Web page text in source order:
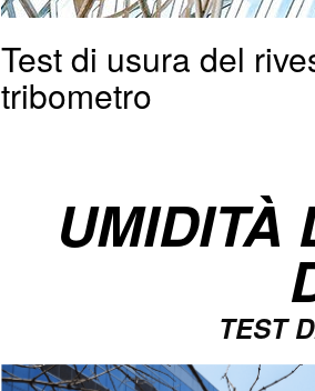
Test di usura del
tribometro
UMIDITÀ
TEST